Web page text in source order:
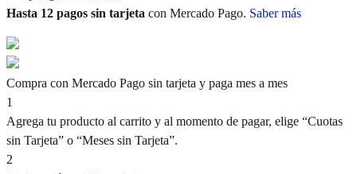
Hasta 12 pagos sin tarjeta con Mercado Pago. Saber más
Compra con Mercado Pago sin tarjeta y paga mes a mes
1
Agrega tu producto al carrito y al momento de pagar, elige “Cuotas
sin Tarjeta” o “Meses sin Tarjeta”.
2